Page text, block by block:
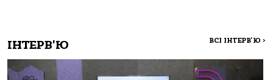
ІНТЕРВ'Ю ВСІ ІНТЕРВ'Ю >